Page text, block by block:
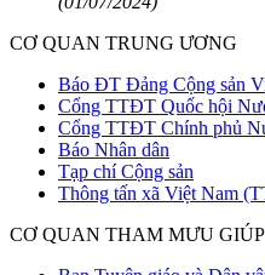
CƠ QUAN TRUNG ƯƠNG
Báo ĐT Đảng Cộng sản
Cổng TTĐT Quốc hội
Cổng TTĐT Chính phủ
Báo Nhân dân
Tạp chí Cộng sản
Thông tấn xã Việt Nam
CƠ QUAN THAM MƯU